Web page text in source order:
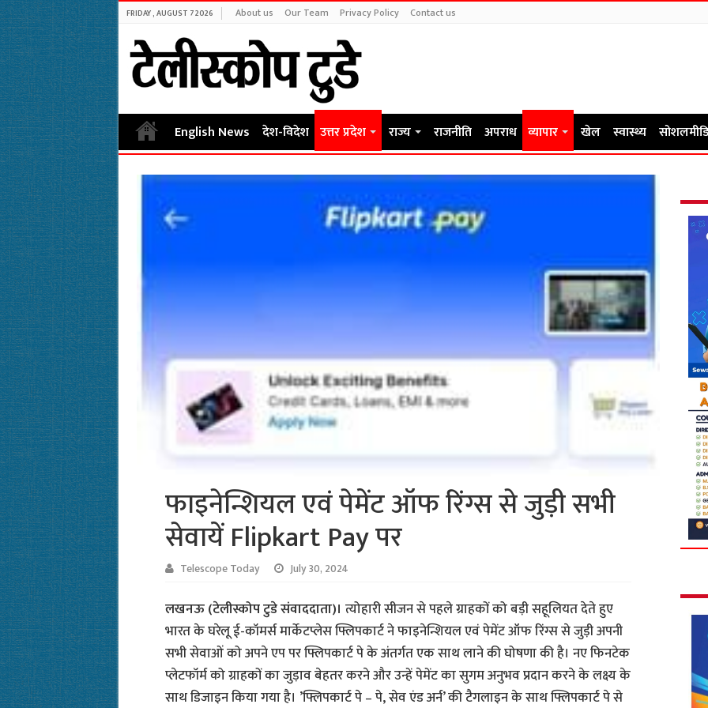
FRIDAY , AUGUST 7 2026 About us Our Team Privacy Policy Contact us
English News देश-विदेश उत्तर प्रदेश राज्य राजनीति अपराध व्यापार खेल स्वास्थ्य
फाइनेन्शियल एवं पेमेंट ऑफ रिंग्स से जुड़ी सभी
सेवायें Flipkart Pay पर
Telescope Today July 30, 2024
लखनऊ (टेलीस्कोप टुडे संवाददाता)। त्योहारी सीजन से पहले ग्राहकों को बड़ी सहूलियत देते हुए
भारत के घरेलू ई-कॉमर्स मार्केटप्लेस फ्लिपकार्ट ने फाइनेन्शियल एवं पेमेंट ऑफ रिंग्स से जुड़ी अपनी
सभी सेवाओं को अपने एप पर फ्लिपकार्ट पे के अंतर्गत एक साथ लाने की घोषणा की है। नए फिनटेक
प्लेटफॉर्म को ग्राहकों का जुड़ाव बेहतर करने और उन्हें पेमेंट का सुगम अनुभव प्रदान करने के लक्ष्य के
साथ डिजाइन किया गया है। ’फ्लिपकार्ट पे – पे, सेव एंड अर्न’ की टैगलाइन के साथ फ्लिपकार्ट पे से